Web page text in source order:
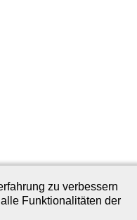
zu verbessern
Funktionalitäten der